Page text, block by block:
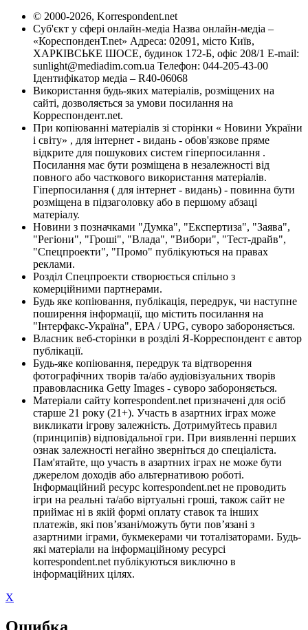
© 2000-2026, Korrespondent.net
Суб'єкт у сфері онлайн-медіа Назва онлайн-медіа –
«КореспонденТ.net» Адреса: 02091, місто Київ,
ХАРКІВСЬКЕ ШОСЕ, будинок 172-Б, офіс 208/1 E-mail:
sunlight@mediadim.com.ua Телефон: 044-205-43-00
Ідентифікатор медіа – R40-06068
Використання будь-яких матеріалів, розміщених на
сайті, дозволяється за умови посилання на
Корреспондент.net.
При копіюванні матеріалів зі сторінки « Новини України
і світу» , для інтернет - видань - обов'язкове пряме
відкрите для пошукових систем гіперпосилання .
Посилання має бути розміщена в незалежності від
повного або часткового використання матеріалів.
Гіперпосилання ( для інтернет - видань) - повинна бути
розміщена в підзаголовку або в першому абзаці
матеріалу.
Новини з позначками "Думка", "Експертиза", "Заява",
"Регіони", "Гроші", "Влада", "Вибори", "Тест-драйв",
"Спецпроекти", "Промо" публікуються на правах
реклами.
Розділ Спецпроекти створюється спільно з
комерційними партнерами.
Будь яке копіювання, публікація, передрук, чи наступне
поширення інформації, що містить посилання на
"Інтерфакс-Україна", EPA / UPG, суворо забороняється.
Власник веб-сторінки в розділі Я-Корреспондент є автор
публікації.
Будь-яке копіювання, передрук та відтворення
фотографічних творів та/або аудіовізуальних творів
правовласника Getty Images - суворо забороняється.
Матеріали сайту korrespondent.net призначені для осіб
старше 21 року (21+). Участь в азартних іграх може
викликати ігрову залежність. Дотримуйтесь правил
(принципів) відповідальної гри. При виявленні перших
ознак залежності негайно зверніться до спеціаліста.
Пам'ятайте, що участь в азартних іграх не може бути
джерелом доходів або альтернативою роботі.
Інформаційний ресурс korrespondent.net не проводить
ігри на реальні та/або віртуальні гроші, також сайт не
приймає ні в якій формі оплату ставок та інших
платежів, які пов’язані/можуть бути пов’язані з
азартними іграми, букмекерами чи тоталізаторами. Будь-
які матеріали на інформаційному ресурсі
korrespondent.net публікуються виключно в
інформаційних цілях.
X